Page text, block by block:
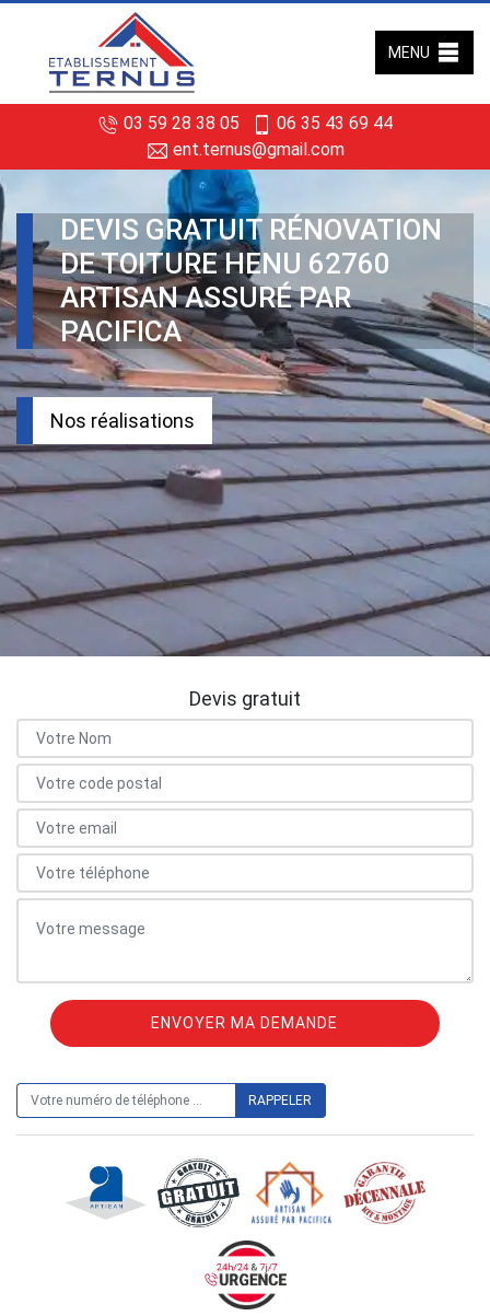
03 59 28 38 05
06 35 43 69 44
ent.ternus@gmail.com
MENU
DEVIS GRATUIT RÉNOVATION
DE TOITURE HENU 62760
ARTISAN ASSURÉ PAR
PACIFICA
Nos réalisations
Devis gratuit